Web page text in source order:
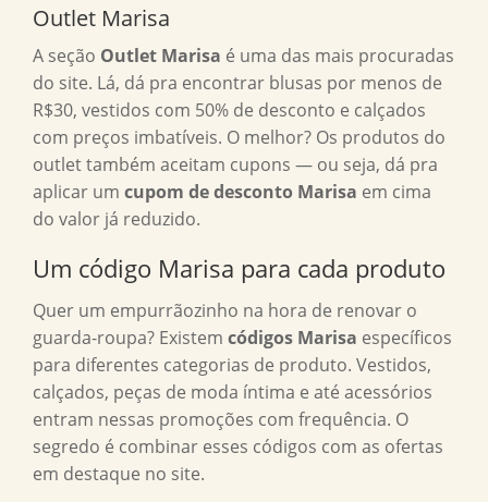
Outlet Marisa
A seção Outlet Marisa é uma das mais procuradas
do site. Lá, dá pra encontrar blusas por menos de
R$30, vestidos com 50% de desconto e calçados
com preços imbatíveis. O melhor? Os produtos do
outlet também aceitam cupons — ou seja, dá pra
aplicar um cupom de desconto Marisa em cima
do valor já reduzido.
Um código Marisa para cada produto
Quer um empurrãozinho na hora de renovar o
guarda-roupa? Existem códigos Marisa específicos
para diferentes categorias de produto. Vestidos,
calçados, peças de moda íntima e até acessórios
entram nessas promoções com frequência. O
segredo é combinar esses códigos com as ofertas
em destaque no site.